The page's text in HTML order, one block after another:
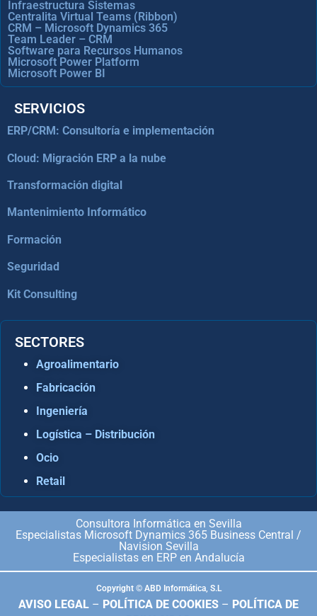
Infraestructura Sistemas
Centralita Virtual Teams (Ribbon)
CRM – Microsoft Dynamics 365
Team Leader – CRM
Software para Recursos Humanos
Microsoft Power Platform
Microsoft Power BI
SERVICIOS
ERP/CRM: Consultoría e implementación
Cloud: Migración ERP a la nube
Transformación digital
Mantenimiento Informático
Formación
Seguridad
Kit Consulting
SECTORES
Agroalimentario
Fabricación
Ingeniería
Logística – Distribución
Ocio
Retail
Consultora Informática en Sevilla
Especialistas Microsoft Dynamics 365 Business Central /
Navision Sevilla
Especialistas en ERP en Andalucía
Copyright © ABD Informática, S.L
AVISO LEGAL – POLÍTICA DE COOKIES – POLÍTICA DE